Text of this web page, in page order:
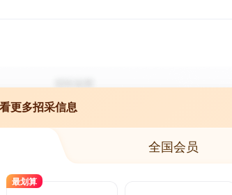
更多招采信息
全国会员
最划算